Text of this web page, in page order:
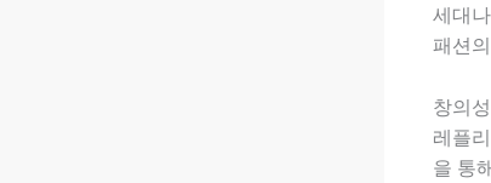
세대
패션
창의
레플
을 통